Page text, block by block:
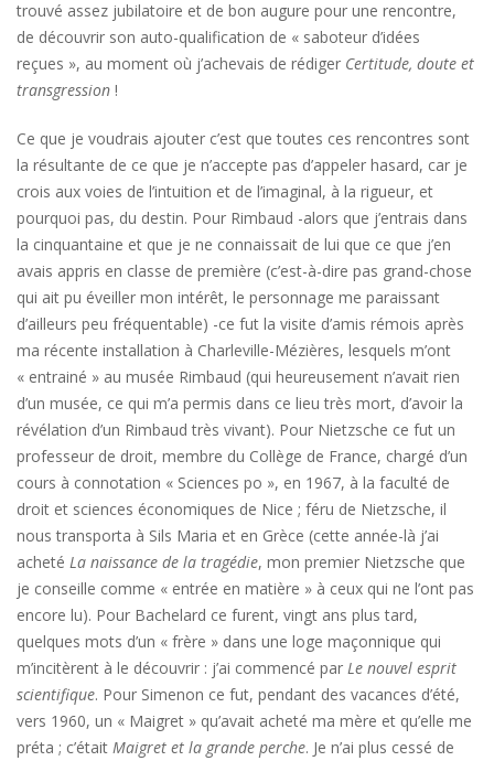
trouvé assez jubilatoire et de bon augure pour une rencontre,
de découvrir son auto-qualification de « saboteur d’idées
reçues », au moment où j’achevais de rédiger Certitude, doute et
transgression !
Ce que je voudrais ajouter c’est que toutes ces rencontres sont
la résultante de ce que je n’accepte pas d’appeler hasard, car je
crois aux voies de l’intuition et de l’imaginal, à la rigueur, et
pourquoi pas, du destin. Pour Rimbaud -alors que j’entrais dans
la cinquantaine et que je ne connaissait de lui que ce que j’en
avais appris en classe de première (c’est-à-dire pas grand-chose
qui ait pu éveiller mon intérêt, le personnage me paraissant
d’ailleurs peu fréquentable) -ce fut la visite d’amis rémois après
ma récente installation à Charleville-Mézières, lesquels m’ont
« entrainé » au musée Rimbaud (qui heureusement n’avait rien
d’un musée, ce qui m’a permis dans ce lieu très mort, d’avoir la
révélation d’un Rimbaud très vivant). Pour Nietzsche ce fut un
professeur de droit, membre du Collège de France, chargé d’un
cours à connotation « Sciences po », en 1967, à la faculté de
droit et sciences économiques de Nice ; féru de Nietzsche, il
nous transporta à Sils Maria et en Grèce (cette année-là j’ai
acheté La naissance de la tragédie, mon premier Nietzsche que
je conseille comme « entrée en matière » à ceux qui ne l’ont pas
encore lu). Pour Bachelard ce furent, vingt ans plus tard,
quelques mots d’un « frère » dans une loge maçonnique qui
m’incitèrent à le découvrir : j’ai commencé par Le nouvel esprit
scientifique. Pour Simenon ce fut, pendant des vacances d’été,
vers 1960, un « Maigret » qu’avait acheté ma mère et qu’elle me
préta ; c’était Maigret et la grande perche. Je n’ai plus cessé de